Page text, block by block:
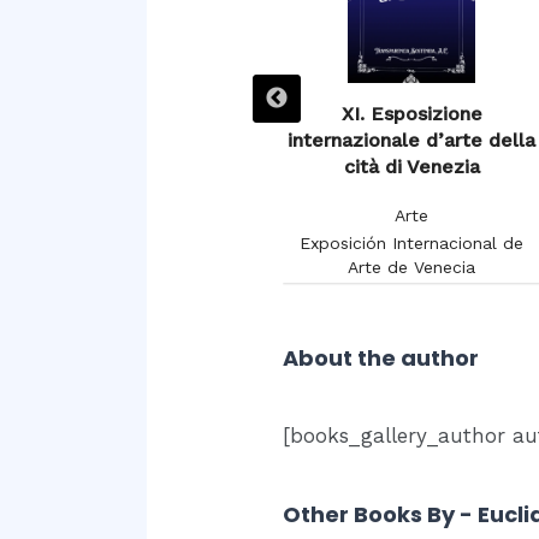
XI. Esposizione
internazionale d’arte della
cità di Venezia
Arte
Exposición Internacional de
Arte de Venecia
About the author
[books_gallery_author
Other Books By -